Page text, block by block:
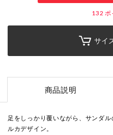
132 ポ
サイ
商品説明
足をしっかり覆いながら、サンダ
ルカデザイン。